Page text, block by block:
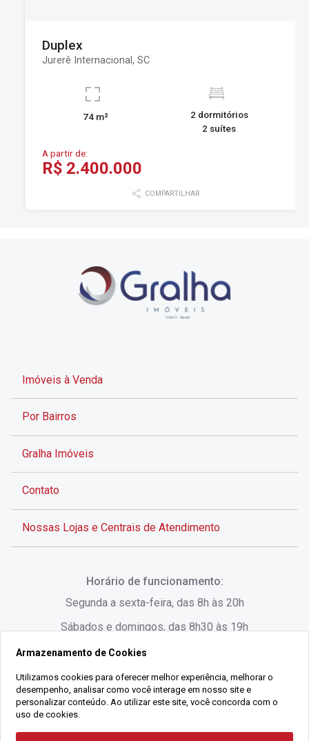
Duplex
Jurerê Internacional, SC
74 m²
2 dormitórios
2 suítes
A partir de:
R$ 2.400.000
COMPARTILHAR
Imóveis à Venda
Por Bairros
Gralha Imóveis
Contato
Nossas Lojas e Centrais de Atendimento
Rua Lauro Linhares, 1080 - Trindade, Florianópolis -
SC
(48) 3220-1045
Horário de funcionamento:
Segunda a sexta-feira, das 8h às 20h
Sábados e domingos, das 8h30 às 19h
Armazenamento de Cookies
Utilizamos cookies para oferecer melhor experiência, melhorar o
desempenho, analisar como você interage em nosso site e
personalizar conteúdo. Ao utilizar este site, você concorda com o
uso de cookies.